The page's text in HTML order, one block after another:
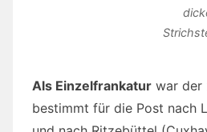
Als Einzelfrankatur war der
bestimmt für die Post nach